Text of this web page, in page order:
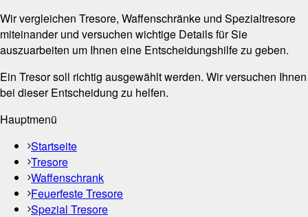
Wir vergleichen Tresore, Waffenschränke und Spezialtresore
miteinander und versuchen wichtige Details für Sie
auszuarbeiten um Ihnen eine Entscheidungshilfe zu geben.
Ein Tresor soll richtig ausgewählt werden. Wir versuchen Ihnen
bei dieser Entscheidung zu helfen.
Hauptmenü
Startseite
Tresore
Waffenschrank
Feuerfeste Tresore
Spezial Tresore